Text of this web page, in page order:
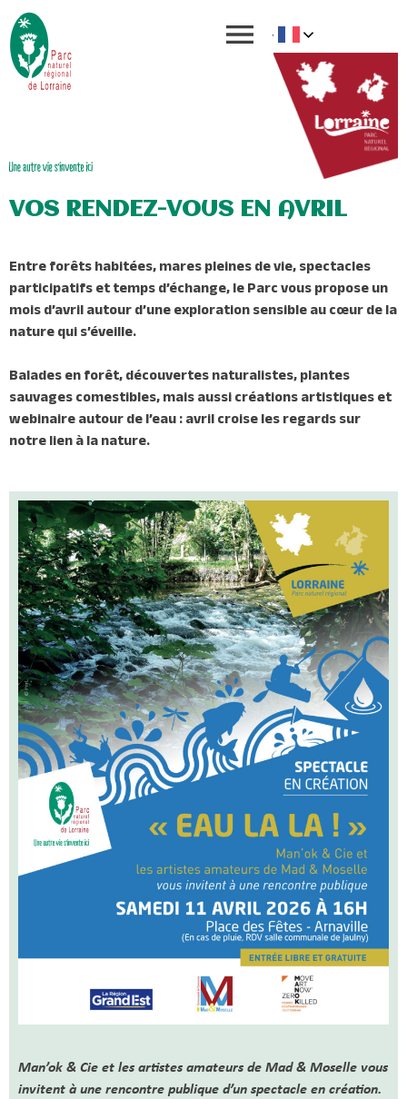
VOS RENDEZ-VOUS EN AVRIL
Entre forêts habitées, mares pleines de vie, spectacles
participatifs et temps d’échange, le Parc vous propose un
mois d’avril autour d’une exploration sensible au cœur de la
nature qui s’éveille.
Balades en forêt, découvertes naturalistes, plantes
sauvages comestibles, mais aussi créations artistiques et
webinaire autour de l’eau : avril croise les regards sur
notre lien à la nature.
Man’ok & Cie et les artistes amateurs de Mad & Moselle vous
invitent à une rencontre publique d’un spectacle en création.